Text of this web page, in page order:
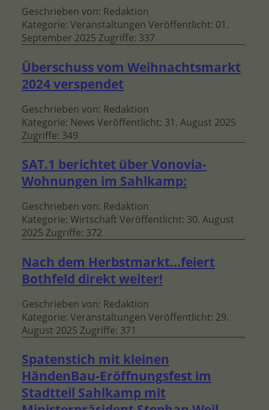
Geschrieben von: Redaktion
Kategorie: Veranstaltungen Veröffentlicht: 01.
September 2025 Zugriffe: 337
Überschuss vom Weihnachtsmarkt
2024 verspendet
Geschrieben von: Redaktion
Kategorie: News Veröffentlicht: 31. August 2025
Zugriffe: 349
SAT.1 berichtet über Vonovia-
Wohnungen im Sahlkamp:
Geschrieben von: Redaktion
Kategorie: Wirtschaft Veröffentlicht: 30. August
2025 Zugriffe: 372
Nach dem Herbstmarkt…feiert
Bothfeld direkt weiter!
Geschrieben von: Redaktion
Kategorie: Veranstaltungen Veröffentlicht: 29.
August 2025 Zugriffe: 371
Spatenstich mit kleinen
HändenBau-Eröffnungsfest im
Stadtteil Sahlkamp mit